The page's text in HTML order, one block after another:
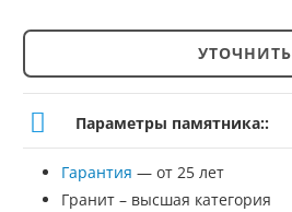
Количество
товара
Детский
памятник
УТОЧНИТЬ
Параметры памятника::
Гарантия — от 25 лет
Гранит – высшая категория